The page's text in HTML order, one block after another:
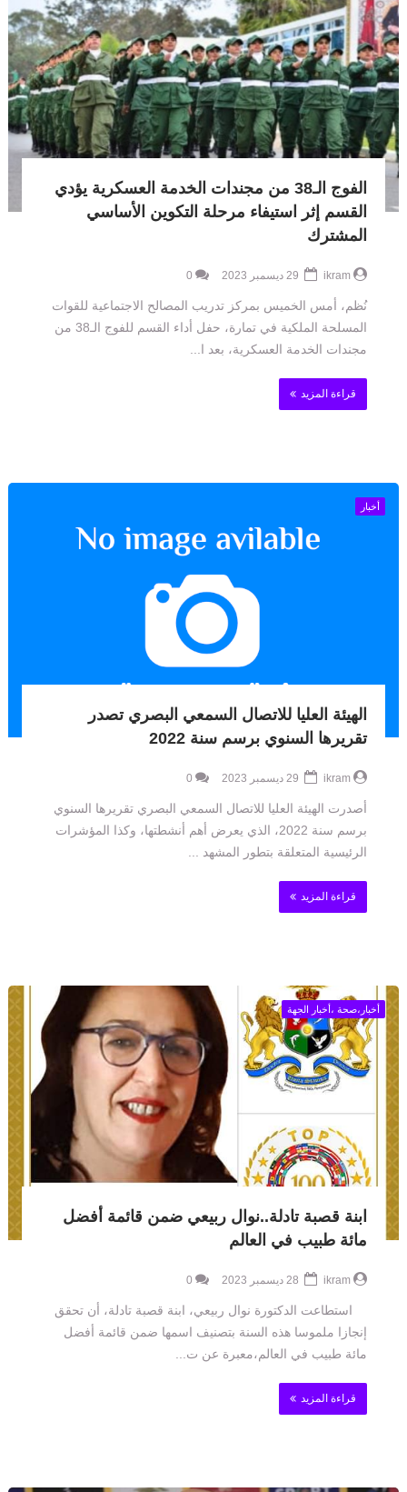
الفوج الـ38 من مجندات الخدمة العسكرية يؤدي
القسم إثر استيفاء مرحلة التكوين الأساسي
المشترك
ikram
0
نُظم، أمس الخميس بمركز تدريب المصالح الاجتماعية للقوات
المسلحة الملكية في تمارة، حفل أداء القسم للفوج الـ38 من
مجندات الخدمة العسكرية، بعد ا...
قراءة المزيد
أخبار
الهيئة العليا للاتصال السمعي البصري تصدر
تقريرها السنوي برسم سنة 2022
ikram
0
أصدرت الهيئة العليا للاتصال السمعي البصري تقريرها السنوي
برسم سنة 2022، الذي يعرض أهم أنشطتها، وكذا المؤشرات
الرئيسية المتعلقة بتطور المشهد ...
قراءة المزيد
أخبار،صحة ،أخبار الجهة
ابنة قصبة تادلة..نوال ربيعي ضمن قائمة أفضل
مائة طبيب في العالم
ikram
0
استطاعت الدكتورة نوال ربيعي، ابنة قصبة تادلة، أن تحقق
إنجازا ملموسا هذه السنة بتصنيف اسمها ضمن قائمة أفضل
مائة طبيب في العالم،معبرة عن ت...
قراءة المزيد